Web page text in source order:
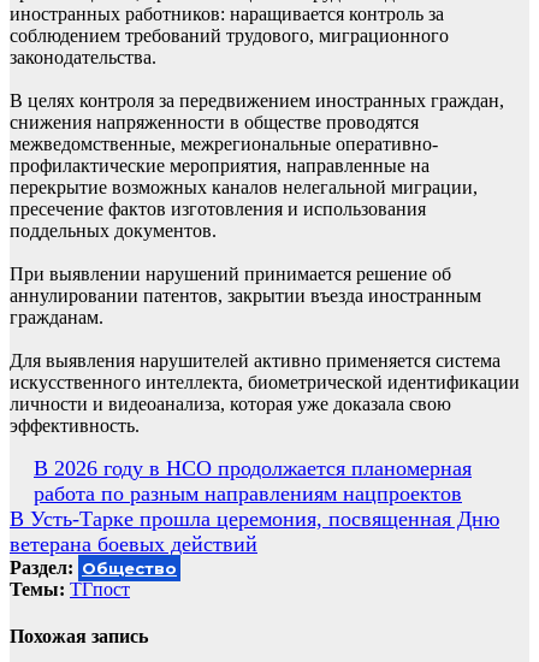
иностранных работников: наращивается контроль за
соблюдением требований трудового, миграционного
законодательства.
В целях контроля за передвижением иностранных граждан,
снижения напряженности в обществе проводятся
межведомственные, межрегиональные оперативно-
профилактические мероприятия, направленные на
перекрытие возможных каналов нелегальной миграции,
пресечение фактов изготовления и использования
поддельных документов.
При выявлении нарушений принимается решение об
аннулировании патентов, закрытии въезда иностранным
гражданам.
Для выявления нарушителей активно применяется система
искусственного интеллекта, биометрической идентификации
личности и видеоанализа, которая уже доказала свою
эффективность.
Навигация
по
записям
В 2026 году в НСО продолжается планомерная
работа по разным направлениям нацпроектов
В Усть-Тарке прошла церемония, посвященная Дню
ветерана боевых действий
Раздел: Общество
Темы: ТГпост
Похожая запись